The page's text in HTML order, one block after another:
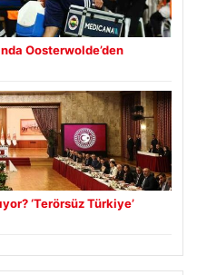
Oosterwolde’den
‘Terörsüz Türkiye’